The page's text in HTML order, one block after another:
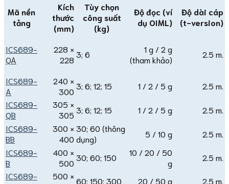
Mã nền
tảng
Kích
thước
(mm)
Tùy chọn
công suất
(kg)
Độ đọc (ví
dụ OIML)
Độ dài cáp
(t-version)
ICS689-
QA
228 ×
228
3; 6
1 g / 2 g
(tham khảo)
2.5 m.
ICS689-
A
240 ×
300
3; 6; 12; 15 1 / 2 / 5 g
2.5 m.
ICS689-
QB
305 ×
305 3; 6; 12; 15 1 / 2 / 5 g
2.5 m.
ICS689-
BB
300 ×
400
30; 60 (thông
dụng)
5 / 10 g
2.5 m.
ICS689-
B
400 ×
500
30; 60; 150
10 / 20 / 50
g
2.5 m.
ICS689-
500 × 60; 150; 300 20 / 50 g 2.5 m.